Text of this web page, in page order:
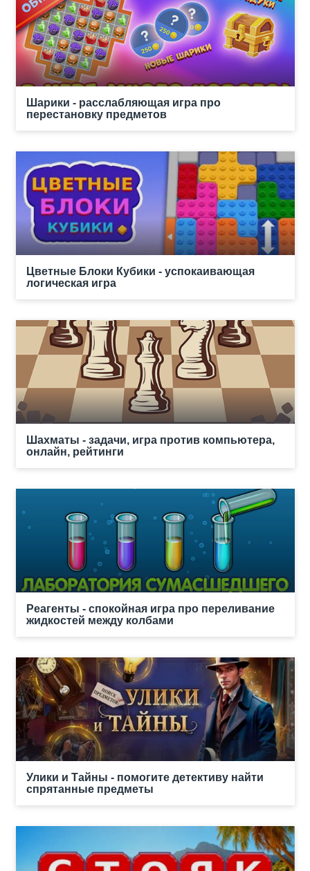
Шарики - расслабляющая игра про
перестановку предметов
Цветные Блоки Кубики - успокаивающая
логическая игра
Шахматы - задачи, игра против компьютера,
онлайн, рейтинги
Реагенты - спокойная игра про переливание
жидкостей между колбами
Улики и Тайны - помогите детективу найти
спрятанные предметы